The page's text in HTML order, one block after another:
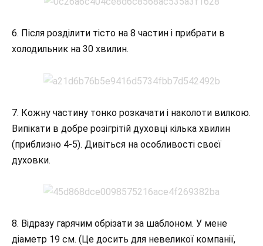
6. Після розділити тісто на 8 частин і прибрати в
холодильник на 30 хвилин.
7. Кожну частину тонко розкачати і наколоти вилкою.
Випікати в добре розігрітій духовці кілька хвилин
(приблизно 4-5). Дивіться на особливості своєї
духовки.
8. Відразу гарячим обрізати за шаблоном. У мене
діаметр 19 см. (Це досить для невеликої компанії,